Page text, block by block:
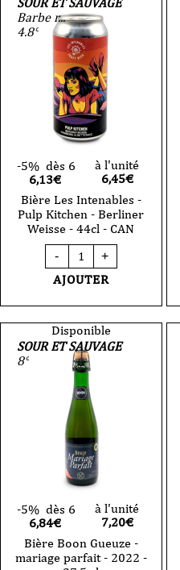
-
Sour
Mandarine
Curry
Safran
-
50
cl
-
VP
Barbe r...
4.8°
-5% dès 6
6,13€
à l'unité
6,45€
Bière Les Intenables -
Pulp Kitchen - Berliner
Weisse - 44cl - CAN
-
quantité
de
Bière
Les
Pulp
Kitchen
-
Berliner
Weisse
44cl
-
CAN
+
AJOUTER
Disponible
SOUR ET SAUVAGE
8°
-5% dès 6
6,84€
à l'unité
7,20€
Bière Boon Gueuze -
mariage parfait - 2022 -